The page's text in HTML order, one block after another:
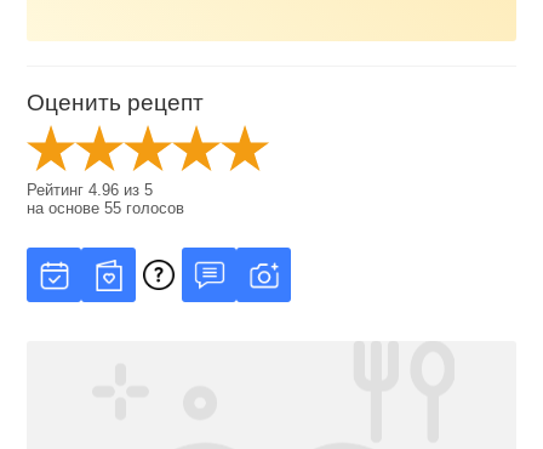
Оценить рецепт
Рейтинг4.96 из5
на основе55 голосов